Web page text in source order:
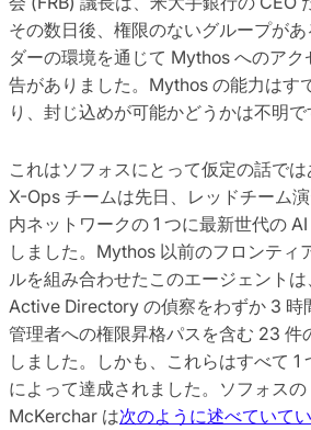
その数日後、権限のないグループが
ダーの環境を通じて Mythos へのアク
告がありました。Mythos の能力はす
り、封じ込めが可能かどうかは不明で
これはソフォスにとって仮定の話で
X-Ops チームは先日、レッドチーム
内ネットワークの 1 つに最新世代の
しました。Mythos 以前のフロンティ
ルを組み合わせたこのエージェント
Active Directory の偵察をわずか 3 時
管理者への権限昇格パスを含む 23 件
しました。しかも、これらはすべて 1
によって達成されました。ソフォス
McKerchar は次のように述べていて